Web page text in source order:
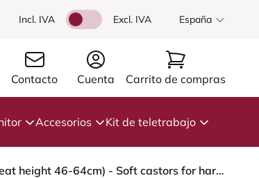
Incl. IVA Excl. IVA España
Contacto Cuenta Carrito de compras
Accesorios Kit de teletrabajo
HÅG Capisco 8106 - Steelcut Trio 3 (Kvadrat) - Lana / Poliamida - STT213 - Light beige - Black - 200 mm (seat height 46-64cm) - Soft castors for hard floors